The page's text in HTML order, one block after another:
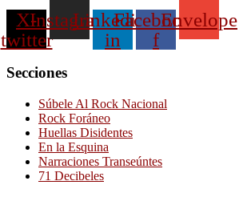
X-
twitter
InstagramLinkedin-
in
Facebook-
f
Envelope
Secciones
Súbele Al Rock Nacional
Rock Foráneo
Huellas Disidentes
En la Esquina
Narraciones Transeúntes
71 Decibeles